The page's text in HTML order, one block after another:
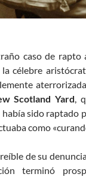
caso de
célebre
Scotland Yard,
sido raptado
como
de su
terminó